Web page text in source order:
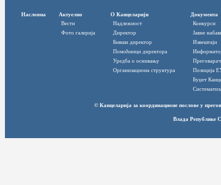
Насловна Актуелно
Вести
Фото галерија
О Канцеларији
Надлежност
Директор
Бивши директор
Помоћници директора
Уредба о оснивању
Организациона структура
Документа
Конкурси
Јавне
Извештаји
Позиција
Буџет
© Канцеларија за координационе послове у
Влада Републике